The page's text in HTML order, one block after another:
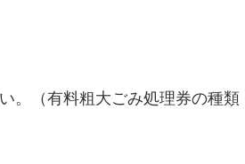
。（有料粗大ごみ処理券の種類